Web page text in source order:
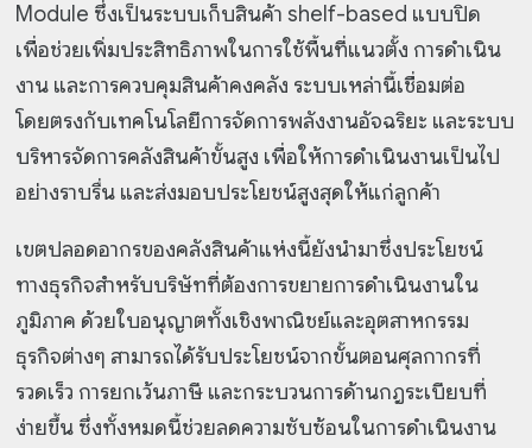
Module ซึ่งเป็นระบบเก็บสินค้า shelf-based แบบปิด
เพื่อช่วยเพิ่มประสิทธิภาพในการใช้พื้นที่แนวตั้ง การดำเนิน
งาน และการควบคุมสินค้าคงคลัง ระบบเหล่านี้เชื่อมต่อ
โดยตรงกับเทคโนโลยีการจัดการพลังงานอัจฉริยะ และระบบ
บริหารจัดการคลังสินค้าขั้นสูง เพื่อให้การดำเนินงานเป็นไป
อย่างราบรื่น และส่งมอบประโยชน์สูงสุดให้แก่ลูกค้า
เขตปลอดอากรของคลังสินค้าแห่งนี้ยังนำมาซึ่งประโยชน์
ทางธุรกิจสำหรับบริษัทที่ต้องการขยายการดำเนินงานใน
ภูมิภาค ด้วยใบอนุญาตทั้งเชิงพาณิชย์และอุตสาหกรรม
ธุรกิจต่างๆ สามารถได้รับประโยชน์จากขั้นตอนศุลกากรที่
รวดเร็ว การยกเว้นภาษี และกระบวนการด้านกฎระเบียบที่
ง่ายขึ้น ซึ่งทั้งหมดนี้ช่วยลดความซับซ้อนในการดำเนินงาน